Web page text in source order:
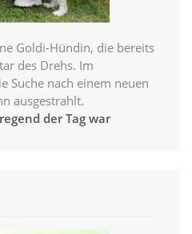
Goldi-Hündin, die bereits
des Drehs. Im
Suche nach einem neuen
ausgestrahlt.
der Tag war